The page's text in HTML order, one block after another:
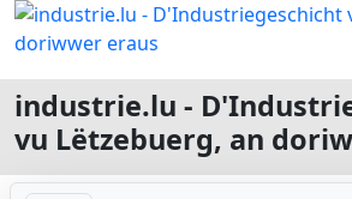
industrie.lu -
vu Lëtzebuerg, an